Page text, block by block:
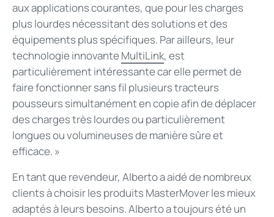
aux applications courantes, que pour les charges
plus lourdes nécessitant des solutions et des
équipements plus spécifiques. Par ailleurs, leur
technologie innovanteMultiLink, est
particulièrement intéressante car elle permet de
faire fonctionner sans fil plusieurs tracteurs
pousseurs simultanément en copie afin de déplacer
des charges très lourdes ou particulièrement
longues ou volumineuses de manière sûre et
efficace. »
En tant que revendeur, Alberto a aidé de nombreux
clients à choisir les produits MasterMover les mieux
adaptés à leurs besoins. Alberto a toujours été un